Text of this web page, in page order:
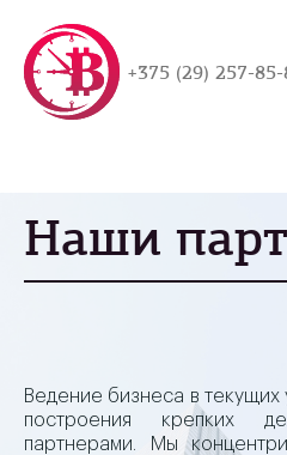
+375 (29) 257-85-
Наши
Ведение бизнеса в
построения крепких
партнерами. Мы